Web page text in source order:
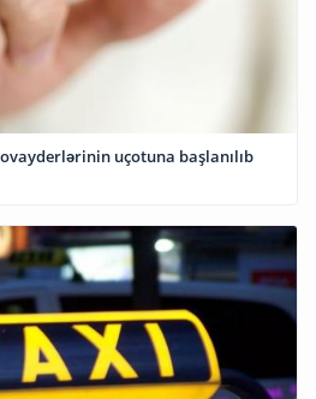
uçotuna başlanılıb